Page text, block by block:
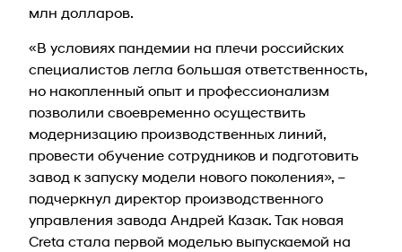
млн долларов.
«В условиях пандемии на плечи российских
специалистов легла большая ответственность,
но накопленный опыт и профессионализм
позволили своевременно осуществить
модернизацию производственных линий,
провести обучение сотрудников и подготовить
завод к запуску модели нового поколения», –
подчеркнул директор производственного
управления завода Андрей Казак. Так новая
Creta стала первой моделью выпускаемой на